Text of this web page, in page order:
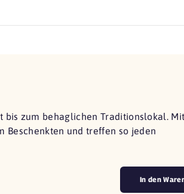
bis zum behaglichen Traditionslokal.
Beschenkten und treffen so jeden
In den